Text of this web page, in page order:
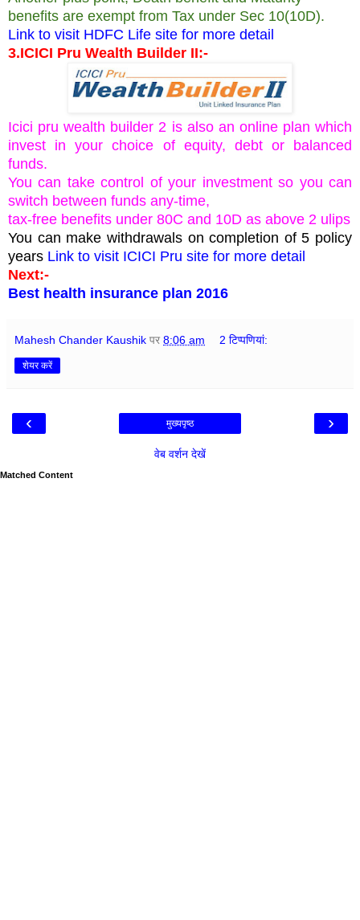
benefits are exempt from Tax under Sec 10(10D).
Link to visit HDFC Life site for more detail
3.ICICI Pru Wealth Builder II:-
Icici pru wealth builder 2 is also an online plan which
invest in your choice of equity, debt or balanced
funds.
You can take control of your investment so you can
switch between funds any-time,
tax-free benefits under 80C and 10D as above 2 ulips
You can make withdrawals on completion of 5 policy
years Link to visit ICICI Pru site for more detail
Next:-
Best health insurance plan 2016
Mahesh Chander Kaushik पर 8:06 am 2 टिप्‍पणियां:
शेयर करें
‹ ›
मुख्यपृष्ठ
वेब वर्शन देखें
Matched Content